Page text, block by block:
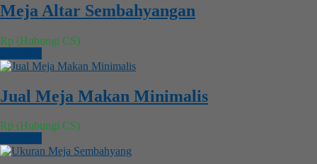
Meja Altar Sembahyangan
Rp (Hubungi CS)
Jual Meja Makan Minimalis
Rp (Hubungi CS)